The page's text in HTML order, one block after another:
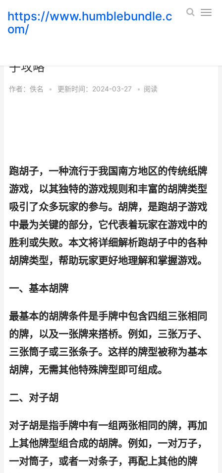
https://www.humblebundle.c
om/
子攻略
作者： 佚名 • 更新时间：2024-03-27 • 阅读
跑胡子，一种流行于我国南方地区的传统纸牌
游戏，以其独特的游戏规则和丰富的胡牌类型
吸引了众多玩家的参与。胡牌，是跑胡子游戏
中最为关键的部分，它代表着玩家在游戏中的
胜利或失败。本文将详细解析跑胡子中的各种
胡牌类型，帮助玩家更好地理解和掌握游戏。
一、基本胡牌
最基本的胡牌条件是手牌中包含四组三张相同
的牌，以及一张牌来搭桥。例如，三张万子、
三张筒子或三张条子。这样的牌型被称为基本
胡牌，无需其他特殊牌型即可组成。
二、对子胡
对子胡是指手牌中有一组两张相同的牌，再加
上其他牌型组合成的胡牌。例如，一对万子，
一对筒子，或者一对条子，再配上其他的牌